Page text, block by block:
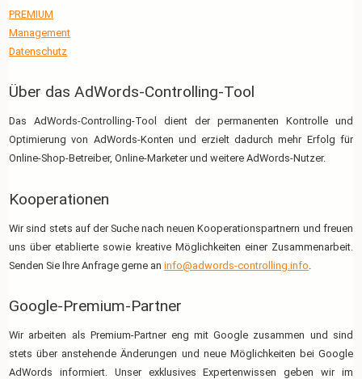
PREMIUM
Management
Datenschutz
Über das AdWords-Controlling-Tool
Das AdWords-Controlling-Tool dient der permanenten Kontrolle und
Optimierung von AdWords-Konten und erzielt dadurch mehr Erfolg für
Online-Shop-Betreiber, Online-Marketer und weitere AdWords-Nutzer.
Kooperationen
Wir sind stets auf der Suche nach neuen Kooperationspartnern und freuen
uns über etablierte sowie kreative Möglichkeiten einer Zusammenarbeit.
Senden Sie Ihre Anfrage gerne aninfo@adwords-controlling.info
Google-Premium-Partner
Wir arbeiten als Premium-Partner eng mit Google zusammen und sind
stets über anstehende Änderungen und neue Möglichkeiten bei Google
AdWords informiert. Unser exklusives Expertenwissen geben wir im